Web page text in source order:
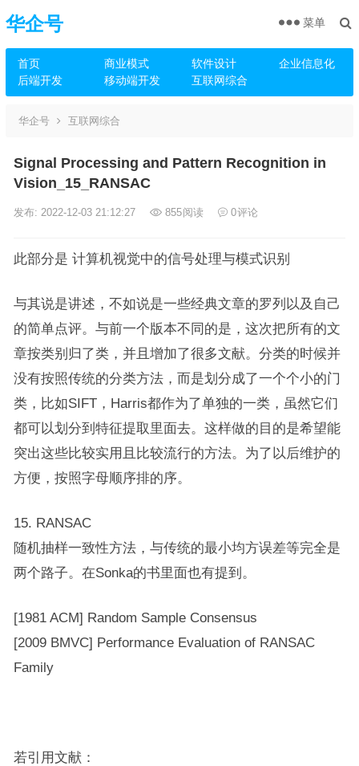
华企号
首页 商业模式 软件设计
企业信息化
后端开发
移动端开发 互联网综合
菜单
华企号 互联网综合
Signal Processing and Pattern Recognition in
Vision_15_RANSAC
发布: 2022-12-03 21:12:27 855阅读 0评论
此部分是 计算机视觉中的信号处理与模式识别
与其说是讲述，不如说是一些经典文章的罗列以及自己
的简单点评。与前一个版本不同的是，这次把所有的文
章按类别归了类，并且增加了很多文献。分类的时候并
没有按照传统的分类方法，而是划分成了一个个小的门
类，比如SIFT，Harris都作为了单独的一类，虽然它们
都可以划分到特征提取里面去。这样做的目的是希望能
突出这些比较实用且比较流行的方法。为了以后维护的
方便，按照字母顺序排的序。
15. RANSAC
随机抽样一致性方法，与传统的最小均方误差等完全是
两个路子。在Sonka的书里面也有提到。
[1981 ACM] Random Sample Consensus
[2009 BMVC] Performance Evaluation of RANSAC
Family
若引用文献：